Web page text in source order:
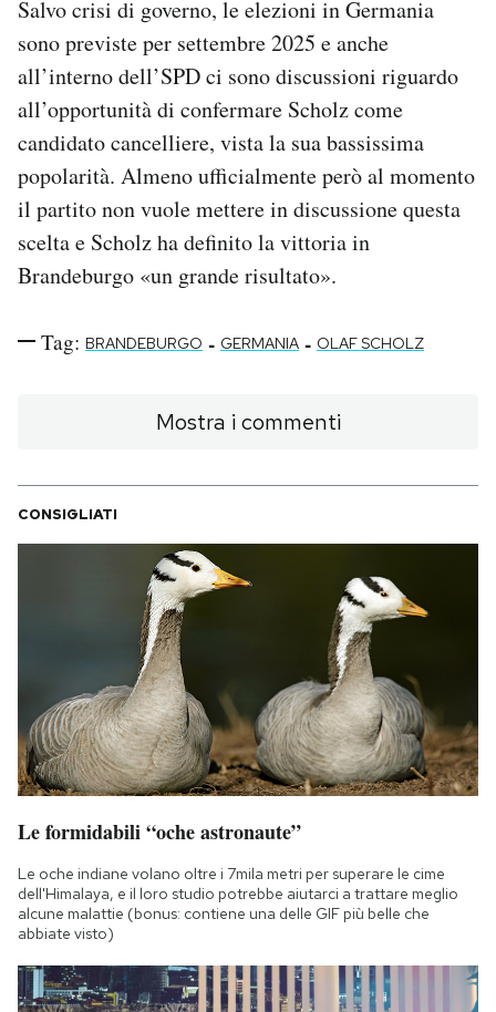
Salvo crisi di governo, le elezioni in Germania
sono previste per settembre 2025 e anche
all’interno dell’SPD ci sono discussioni riguardo
all’opportunità di confermare Scholz come
candidato cancelliere, vista la sua bassissima
popolarità. Almeno ufficialmente però al momento
il partito non vuole mettere in discussione questa
scelta e Scholz ha definito la vittoria in
Brandeburgo «un grande risultato».
Tag: BRANDEBURGO - GERMANIA - OLAF SCHOLZ
Mostra i commenti
CONSIGLIATI
Le formidabili “oche astronaute”
Le oche indiane volano oltre i 7mila metri per superare le cime
dell'Himalaya, e il loro studio potrebbe aiutarci a trattare meglio
alcune malattie (bonus: contiene una delle GIF più belle che
abbiate visto)